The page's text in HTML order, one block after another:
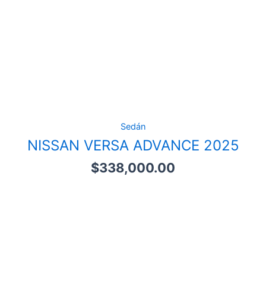
Sedán
NISSAN VERSA ADVANCE 2025
$338,000.00